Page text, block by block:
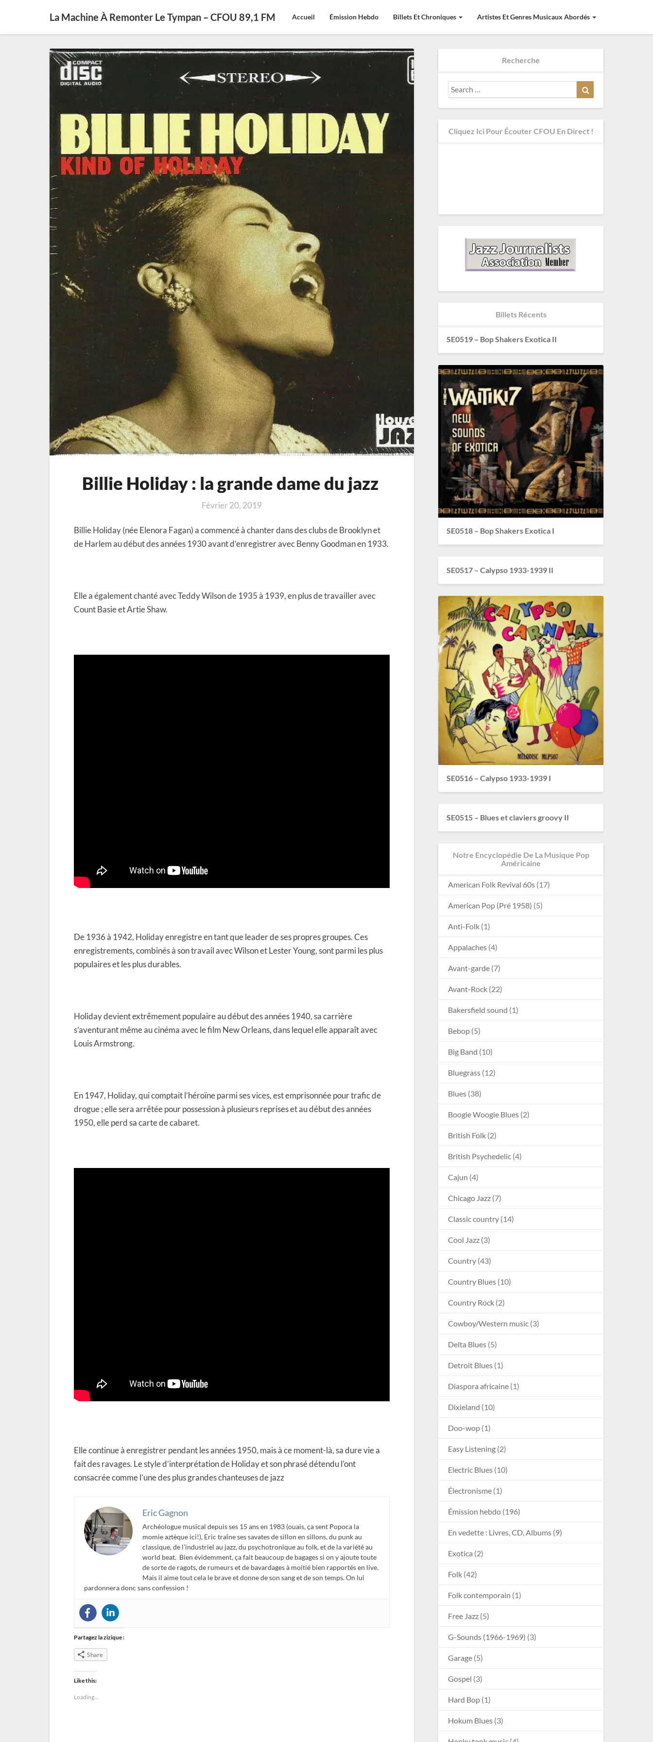
La Machine À Remonter Le Tympan – CFOU 89,1 FM Accueil Émission Hebdo Billets Et Chroniques Artistes Et Genres Musicaux Abordés
Billie
Holiday :
la
dame
du
jazz
Billie Holiday : la grande dame du jazz
Février 20, 2019
Billie Holiday (née Elenora Fagan) a commencé à chanter dans des clubs de Brooklyn et
de Harlem au début des années 1930 avant d’enregistrer avec Benny Goodman en 1933.
Elle a également chanté avec Teddy Wilson de 1935 à 1939, en plus de travailler avec
Count Basie et Artie Shaw.
De 1936 à 1942, Holiday enregistre en tant que leader de ses propres groupes. Ces
enregistrements, combinés à son travail avec Wilson et Lester Young, sont parmi les plus
populaires et les plus durables.
Holiday devient extrêmement populaire au début des années 1940, sa carrière
s’aventurant même au cinéma avec le film New Orleans, dans lequel elle apparaît avec
Louis Armstrong.
En 1947, Holiday, qui comptait l’héroïne parmi ses vices, est emprisonnée pour trafic de
drogue ; elle sera arrêtée pour possession à plusieurs reprises et au début des années
1950, elle perd sa carte de cabaret.
Elle continue à enregistrer pendant les années 1950, mais à ce moment-là, sa dure vie a
fait des ravages. Le style d’interprétation de Holiday et son phrasé détendu l’ont
consacrée comme l’une des plus grandes chanteuses de jazz
Eric Gagnon
Archéologue musical depuis ses 15 ans en 1983 (ouais, ça sent Popoca la
momie aztèque ici!), Eric traîne ses savates de sillon en sillons, du punk au
classique, de l’industriel au jazz, du psychotronique au folk, et de la variété au
world beat. Bien évidemment, ça fait beaucoup de bagages si on y ajoute toute
de sorte de ragots, de rumeurs et de bavardages à moitié bien rapportés en live.
Mais il aime tout cela le brave et donne de son sang et de son temps. On lui
pardonnera donc sans confession !
Partagez la zizique :
Share
Like this:
Loading...
Recherche
Search
for:
Cliquez Ici Pour Écouter CFOU En Direct !
Billets Récents
SE0519 – Bop Shakers Exotica II
SE0518 – Bop Shakers Exotica I
SE0517 – Calypso 1933-1939 II
SE0516 – Calypso 1933-1939 I
SE0515 – Blues et claviers groovy II
Notre Encyclopédie De La Musique Pop
Américaine
American Folk Revival 60s (17)
American Pop (Pré 1958) (5)
Anti-Folk (1)
Appalaches (4)
Avant-garde (7)
Avant-Rock (22)
Bakersfield sound (1)
Bebop (5)
Big Band (10)
Bluegrass (12)
Blues (38)
Boogie Woogie Blues (2)
British Folk (2)
British Psychedelic (4)
Cajun (4)
Chicago Jazz (7)
Classic country (14)
Cool Jazz (3)
Country (43)
Country Blues (10)
Country Rock (2)
Cowboy/Western music (3)
Delta Blues (5)
Detroit Blues (1)
Diaspora africaine (1)
Dixieland (10)
Doo-wop (1)
Easy Listening (2)
Electric Blues (10)
Électronisme (1)
Émission hebdo (196)
En vedette : Livres, CD, Albums (9)
Exotica (2)
Folk (42)
Folk contemporain (1)
Free Jazz (5)
G-Sounds (1966-1969) (3)
Garage (5)
Gospel (3)
Hard Bop (1)
Hokum Blues (3)